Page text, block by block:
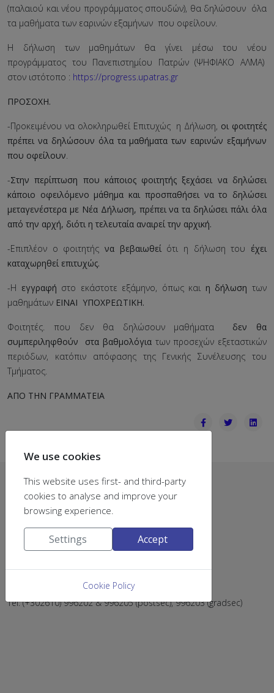
(παλαιού και νέου προγράμματος σπουδών), θα δηλώσουν όλα
τα μαθήματα των εαρινών εξαμήνων που οφείλουν.
Η δήλωση των μαθημάτων θα γίνει μέσω του νέου
προγράμματος του Πανεπιστημίου Πατρών (ΨΗΦΙΑΚΟ ΑΛΜΑ)
στον ιστότοπο : https://progress.upatras.gr
ΠΡΟΣΟΧΗ.
-Προκειμένου να ολοκληρωθεί Επιτυχώς η Δήλωση, οι φοιτητές
πρέπει να δηλώσουν όλα τα μαθήματα των εαρινών εξαμήνων
που οφείλουν.
-Στην περίπτωση που κάποιος φοιτητής ξεχάσει να δηλώσει
κάποιο οφειλόμενο μάθημα και προσπαθήσει να το δηλώσει
μεταγενέστερα με Νέα Δήλωση, πρέπει να τα δηλώσει πάλι όλα
από την αρχή, διότι η τελευταία αναιρεί την αρχική.
-Επιπλέον ο φοιτητής να βεβαιωθεί ότι η δήλωση του έχει
καταχωρηθεί επιτυχώς.
-Η εγγραφή στο εκάστοτε εξάμηνο, όπως και η δήλωση των
μαθημάτων ΕΙΝΑΙ ΥΠΟΧΡΕΩΤΙΚΗ.
Φοιτητές. που δεν θα δηλώσουν μαθήματα δεν θα
συμπεριληφθούν στα βαθμολόγια των προσεχών εξεταστικών
περιόδων, κατόπιν απόφασης της Γενικής Συνέλευσης του
Τμήματος.
ΑΠΟ ΤΗΝ ΓΡΑΜΜΑΤΕΙΑ
Contact
Dept of Chemistry
University of Patras
University Campus
26504 Greece
chemsecr@upatras.gr
Tel: (+302610) 996202 & 996205 (postsec), 996203 (gradsec)
We use cookies
This website uses first- and third-party
cookies to analyse and improve your
browsing experience.
Settings Accept
Cookie Policy